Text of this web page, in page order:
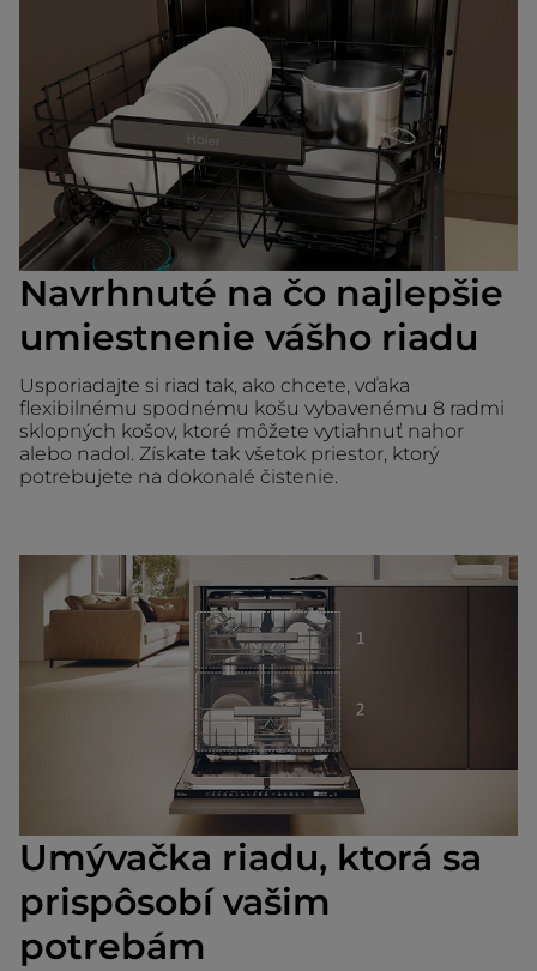
Navrhnuté na čo najlepšie
umiestnenie vášho riadu
Usporiadajte si riad tak, ako chcete, vďaka
flexibilnému spodnému košu vybavenému 8 radmi
sklopných košov, ktoré môžete vytiahnuť nahor
alebo nadol. Získate tak všetok priestor, ktorý
potrebujete na dokonalé čistenie.
Umývačka riadu, ktorá sa
prispôsobí vašim
potrebám